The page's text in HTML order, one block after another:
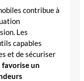
contribue à
Les
capables
et de sécuriser
un